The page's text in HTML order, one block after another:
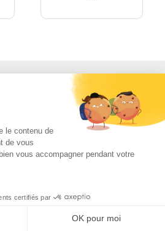
de vente Mentions Légales
le contenu de
de vous
vous accompagner pendant votre
certifiés par
OK pour moi